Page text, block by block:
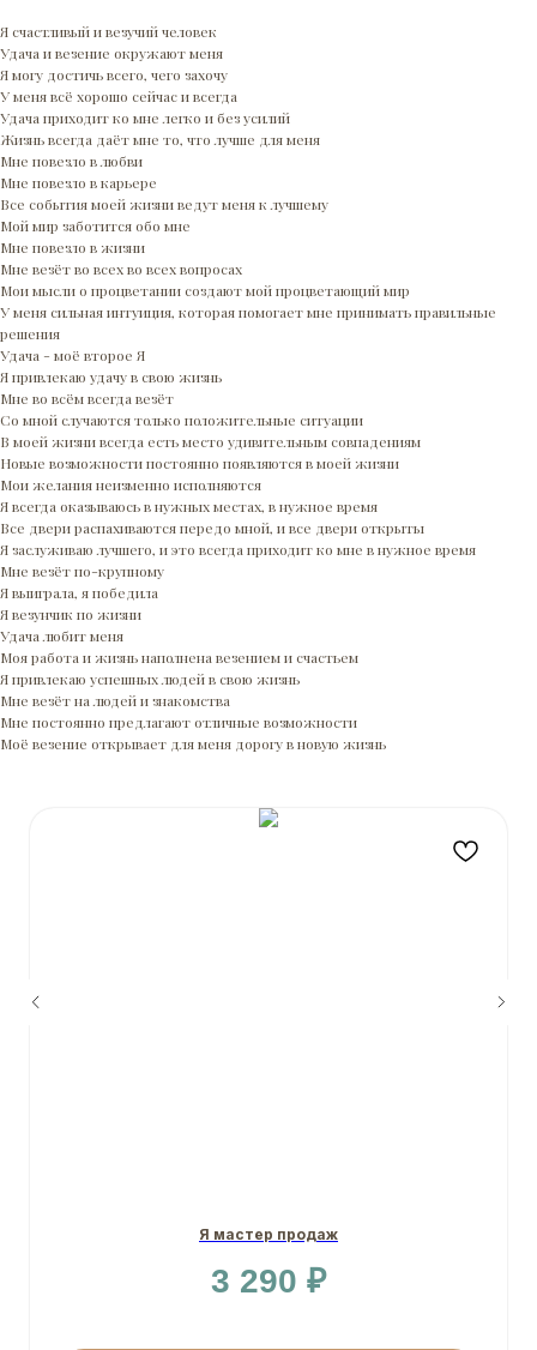
Я счастливый и везучий человек
Удача и везение окружают меня
Я могу достичь всего, чего захочу
У меня всё хорошо сейчас и всегда
Удача приходит ко мне легко и без усилий
Жизнь всегда даёт мне то, что лучше для меня
Мне повезло в любви
Мне повезло в карьере
Все события моей жизни ведут меня к лучшему
Мой мир заботится обо мне
Мне повезло в жизни
Мне везёт во всех во всех вопросах
Мои мысли о процветании создают мой процветающий мир
У меня сильная интуиция, которая помогает мне принимать правильные
решения
Удача - моё второе Я
Я привлекаю удачу в свою жизнь
Мне во всём всегда везёт
Со мной случаются только положительные ситуации
В моей жизни всегда есть место удивительным совпадениям
Новые возможности постоянно появляются в моей жизни
Мои желания неизменно исполняются
Я всегда оказываюсь в нужных местах, в нужное время
Все двери распахиваются передо мной, и все двери открыты
Я заслуживаю лучшего, и это всегда приходит ко мне в нужное время
Мне везёт по-крупному
Я выиграла, я победила
Я везунчик по жизни
Удача любит меня
Моя работа и жизнь наполнена везением и счастьем
Я привлекаю успешных людей в свою жизнь
Мне везёт на людей и знакомства
Мне постоянно предлагают отличные возможности
Моё везение открывает для меня дорогу в новую жизнь
Я мастер продаж
3 290 ₽